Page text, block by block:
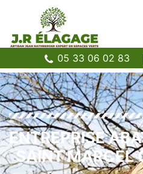
05 33 06 02 83
ENTREPRISE
SAINT MARCEL